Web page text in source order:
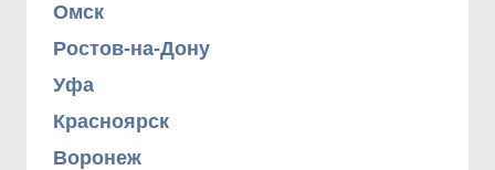
Омск
Ростов-на-Дону
Уфа
Красноярск
Воронеж